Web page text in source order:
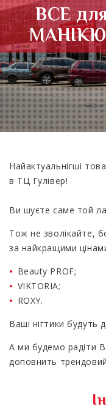
ВСЕ
Найактуальнігші
в ТЦ Гулівер!
Ви шуєте саме той
Тож не зволікайте,
за найкращими
Beauty PROF;
VIKTORIA;
ROXY.
Ваші нігтики будуть
А ми будемо радіти
доповнить